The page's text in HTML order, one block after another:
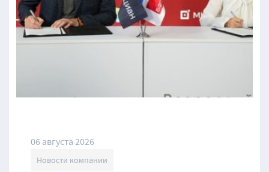
06 августа 2026
Новости компании